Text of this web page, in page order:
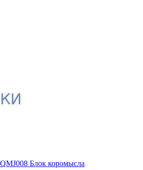
Блок коромысла